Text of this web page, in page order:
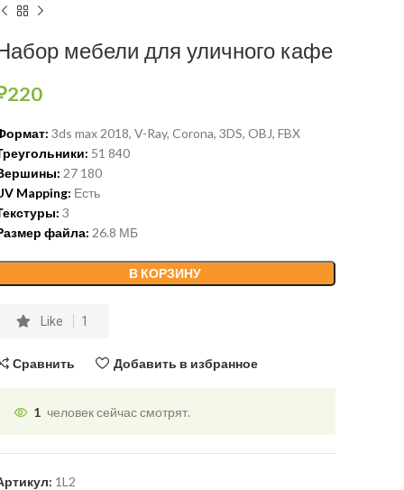
мебели для уличного кафе
220
3ds max 2018, V-Ray, Corona, 3DS, OBJ, FBX
51 840
27 180
Mapping: Есть
3
файла: 26.8 МБ
В КОРЗИНУ
Like 1
Сравнить Добавить в избранное
1 человек сейчас смотрят.
1L2